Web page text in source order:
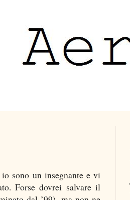
sono un insegnante e vi
Forse dovrei salvare il